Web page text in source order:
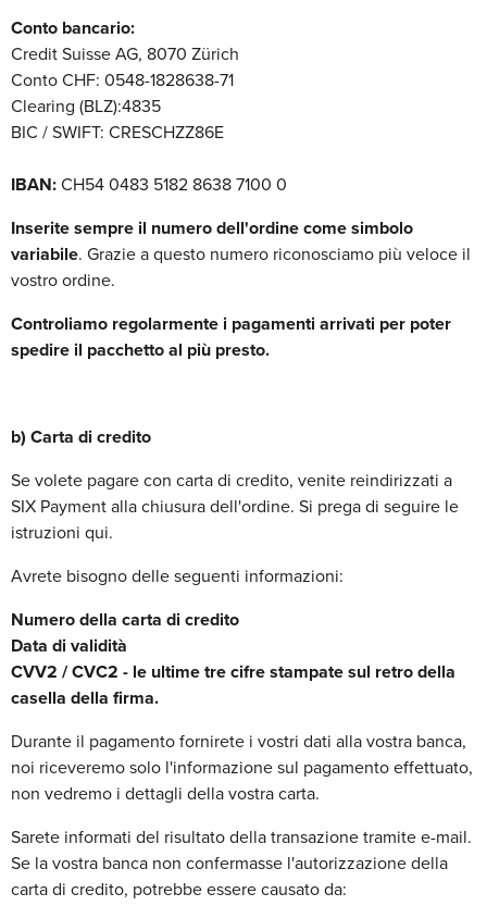
Conto bancario:
Credit Suisse AG, 8070 Zürich
Conto CHF: 0548-1828638-71
Clearing (BLZ):4835
BIC / SWIFT: CRESCHZZ86E
IBAN: CH54 0483 5182 8638 7100 0
Inserite sempre il numero dell'ordine come simbolo
variabile. Grazie a questo numero riconosciamo più veloce il
vostro ordine.
Controliamo regolarmente i pagamenti arrivati per poter
spedire il pacchetto al più presto.
b) Carta di credito
Se volete pagare con carta di credito, venite reindirizzati a
SIX Payment alla chiusura dell'ordine. Si prega di seguire le
istruzioni qui.
Avrete bisogno delle seguenti informazioni:
Numero della carta di credito
Data di validità
CVV2 / CVC2 - le ultime tre cifre stampate sul retro della
casella della firma.
Durante il pagamento fornirete i vostri dati alla vostra banca,
noi riceveremo solo l'informazione sul pagamento effettuato,
non vedremo i dettagli della vostra carta.
Sarete informati del risultato della transazione tramite e-mail.
Se la vostra banca non confermasse l'autorizzazione della
carta di credito, potrebbe essere causato da: